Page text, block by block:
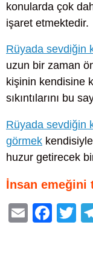
konularda çok
işaret etmektedir.
Rüyada sevdiğin
uzun bir zaman
kişinin kendisine
sıkıntılarını bu
Rüyada sevdiğin
görmek
huzur getirecek
İnsan emeğini
E
F
T